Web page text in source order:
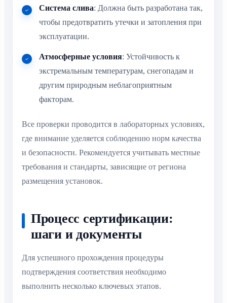
Система слива: Должна быть разработана так,
чтобы предотвратить утечки и затопления при
эксплуатации.
Атмосферные условия: Устойчивость к
экстремальным температурам, снегопадам и
другим природным неблагоприятным
факторам.
Все проверки проводится в лабораторных условиях,
где внимание уделяется соблюдению норм качества
и безопасности. Рекомендуется учитывать местные
требования и стандарты, зависящие от региона
размещения установок.
Процесс сертификации:
шаги и документы
Для успешного прохождения процедуры
подтверждения соответствия необходимо
выполнить несколько ключевых этапов.